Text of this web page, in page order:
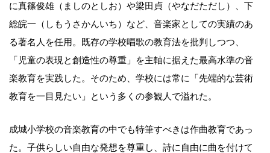
に真篠俊雄（ましのとしお）や梁田貞（やなだただし）、下
総皖一（しもうさかんいち）など、音楽家としての実績のあ
る著名人を任用。既存の学校唱歌の教育法を批判しつつ、
「児童の表現と創造性の尊重」を主軸に据えた最高水準の音
楽教育を実践した。そのため、学校には常に「先端的な芸術
教育を一目見たい」という多くの参観人で溢れた。
成城小学校の音楽教育の中でも特筆すべきは作曲教育であっ
た。子供らしい自由な発想を尊重し、詩に自由に曲を付けて